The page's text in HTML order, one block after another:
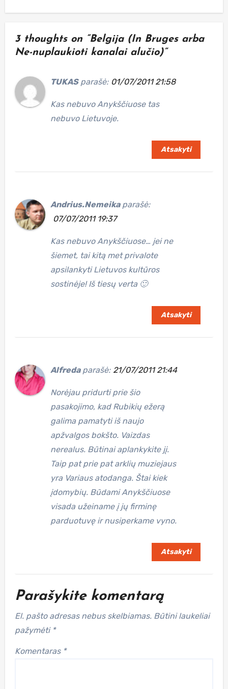
3 thoughts on “Belgija (In Bruges arba
Ne-nuplaukioti kanalai alučio)”
TUKAS parašė: 01/07/2011 21:58
Kas nebuvo Anykščiuose tas
nebuvo Lietuvoje.
Atsakyti
Andrius.Nemeika parašė:
07/07/2011 19:37
Kas nebuvo Anykščiuose… jei ne
šiemet, tai kitą met privalote
apsilankyti Lietuvos kultūros
sostinėje! Iš tiesų verta 🙂
Atsakyti
Alfreda parašė: 21/07/2011 21:44
Norėjau pridurti prie šio
pasakojimo, kad Rubikių ežerą
galima pamatyti iš naujo
apžvalgos bokšto. Vaizdas
nerealus. Būtinai aplankykite jį.
Taip pat prie pat arklių muziejaus
yra Variaus atodanga. Štai kiek
įdomybių. Būdami Anykščiuose
visada užeiname į jų firminę
parduotuvę ir nusiperkame vyno.
Atsakyti
Parašykite komentarą
El. pašto adresas nebus skelbiamas. Būtini laukeliai
pažymėti *
Komentaras *